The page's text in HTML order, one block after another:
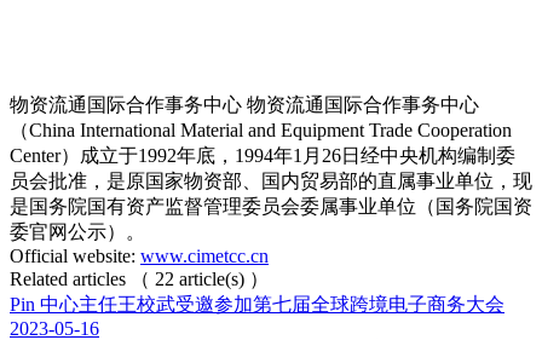
物资流通国际合作事务中心 物资流通国际合作事务中心
（China International Material and Equipment Trade Cooperation
Center）成立于1992年底，1994年1月26日经中央机构编制委
员会批准，是原国家物资部、国内贸易部的直属事业单位，现
是国务院国有资产监督管理委员会委属事业单位（国务院国资
委官网公示）。
Official website: www.cimetcc.cn
Related articles
（ 22 article(s) ）
Pin 中心主任王校武受邀参加第七届全球跨境电子商务大会
2023-05-16